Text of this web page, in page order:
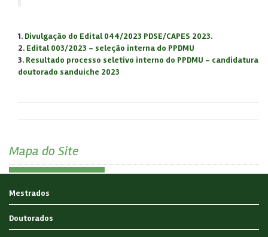
1. Divulgação do Edital 044/2023 PDSE/CAPES 2023.
2. Edital 003/2023 - seleção interna do PPDMU
3. Resultado processo seletivo interno do PPDMU - candidatura
doutorado sanduiche 2023
Mapa do Site
Mestrados
Doutorados